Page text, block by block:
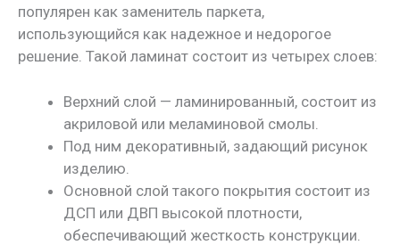
популярен как заменитель паркета,
использующийся как надежное и недорогое
решение. Такой ламинат состоит из четырех слоев:
Верхний слой — ламинированный, состоит из
акриловой или меламиновой смолы.
Под ним декоративный, задающий рисунок
изделию.
Основной слой такого покрытия состоит из
ДСП или ДВП высокой плотности,
обеспечивающий жесткость конструкции.